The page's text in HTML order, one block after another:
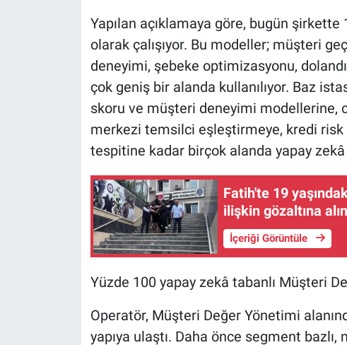
Yapılan açıklamaya göre, bugün
olarak çalışıyor. Bu modeller; müşteri
deneyimi, şebeke optimizasyonu,
çok geniş bir alanda kullanılıyor. Baz
skoru ve müşteri deneyimi modellerine,
merkezi temsilci eşleştirmeye, kredi
tespitine kadar birçok alanda yapay
Fatih'te 19
ilişkin gözaltına
İçeriği Görüntüle
Yüzde 100 yapay zekâ tabanlı Müşteri
Operatör, Müşteri Değer Yönetimi
yapıya ulaştı. Daha önce segment